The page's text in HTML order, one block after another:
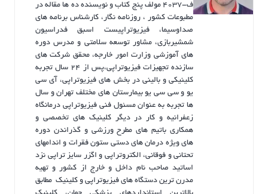
ف-4037 مولف پنج کتاب و نویسنده ده ها مقاله در
مطبوعات کشور ، روزنامه نگار، کارشناس برنامه های
صداوسیما، فیزیوتراپیست اسبق فدراسیون
شمشیربازی، مشاور توسعه سلامتی و مدرس دوره
های آموزشی وزارت امور خارجه، محقق شرکت های
سازنده تجهیزات فیزیوتراپی،پس از ۲۴ سال تجربه
کلینیکی و بالینی در بخش های فیزیوتراپی، آی سی
یو و سی سی یو بیمارستان های مختلف تهران و سال
ها تجربه به عنوان مسئول فنی فیزیوتراپی درمانگاه
زعفرانیه و کار در دیگر کلینیک های تخصصی و
همکاری باتیم های مطرح ورزشی و گذراندن دوره
های ویژه درمان های دستی ستون فقرات و اندامهای
تحتانی و فوقانی، الکتروتراپی و اگزر سایز تراپی نزد
اساتید صاحب نام داخل و خارج از کشور و تهیه
مدرن ترین دستگاه های فیزیوتراپی و کلینیک مطابق